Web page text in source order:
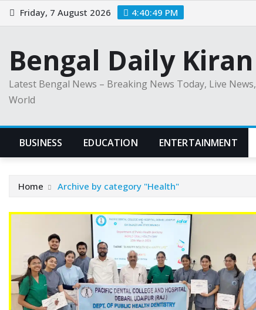
Skip
to
Friday, 7 August 2026 4:40:50 PM
Bengal Daily Kiran
Latest Bengal News – Breaking News Today, Live News,
World
BUSINESS EDUCATION ENTERTAINMENT
Home Archive by category "Health"